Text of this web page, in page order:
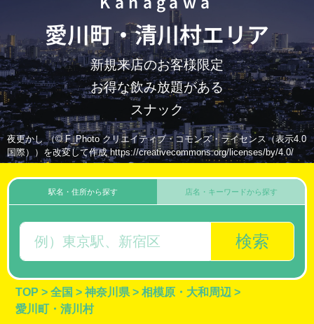
愛川町・清川村エリア
新規来店のお客様限定
お得な飲み放題がある
スナック
夜更かし （© F_Photo クリエイティブ・コモンズ・ライセンス（表示4.0
国際））を改変して作成 https://creativecommons.org/licenses/by/4.0/
駅名・住所から探す
検索
店名・キーワードから探す
TOP > 全国 > 神奈川県 > 相模原・大和周辺 >
愛川町・清川村